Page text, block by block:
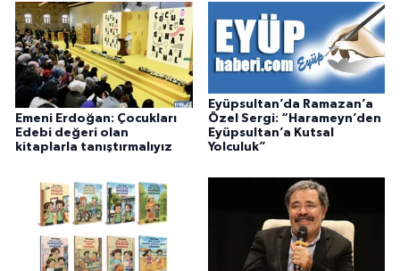
Emeni Erdoğan: Çocukları
Edebi değeri olan
kitaplarla tanıştırmalıyız
Eyüpsultan’da Ramazan’a
Özel Sergi: “Harameyn’den
Eyüpsultan’a Kutsal
Yolculuk”